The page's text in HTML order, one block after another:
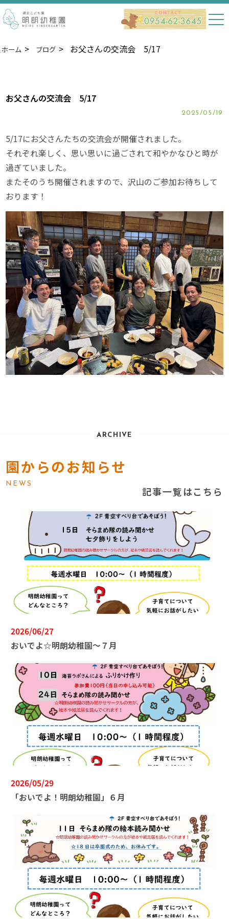
ホーム ブログ お父さんの交流会 5/17
お父さんの交流会 5/17
2025/05/19
5/17にお父さんたちの交流会が開催されました。
それぞれ楽しく、思い思いに過ごされて和やかなひと時が
過ぎていました。
またそのうち開催されますので、沢山のご参加お待ちして
おります！
ARCHIVE
園からのお知らせ
NEWS
記事一覧はこちら
2026/06/27
おいでよ☆明朗幼稚園～７月
2026/05/29
「おいでよ！明朗幼稚園」６月